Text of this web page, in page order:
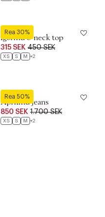
Rea 30%
Modström
Igormd o-neck top
315 SEK 450 SEK
XS S M +2
Rea 50%
Modström
Aprilmd jeans
850 SEK 1.700 SEK
XS S M +2